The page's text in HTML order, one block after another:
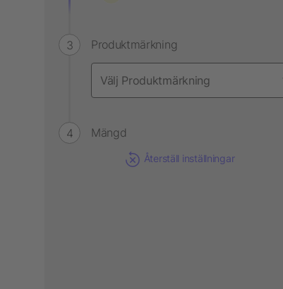
Produktmärkning
Mängd
Återställ inställningar